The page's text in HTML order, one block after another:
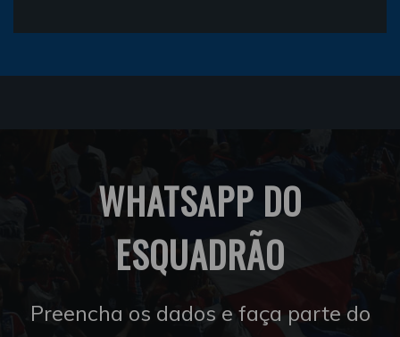
WHATSAPP DO
ESQUADRÃO
Preencha os dados e faça parte do